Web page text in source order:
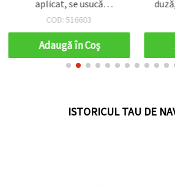
aplicat, se usucă
transparent, perfect
craft și creații din hârtie
COD: 516603
Adaugă în Coş
ISTORICUL TAU DE